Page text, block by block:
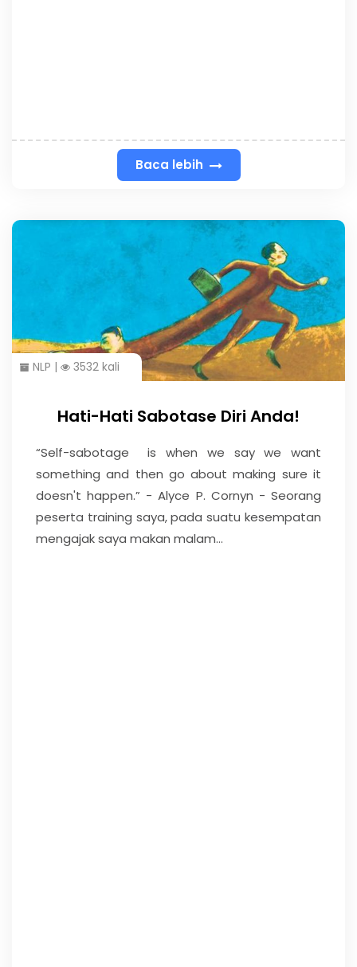
Baca lebih
NLP | 3532 kali
Hati-Hati Sabotase Diri Anda!
“Self-sabotage is when we say we want
something and then go about making sure it
doesn't happen.” - Alyce P. Cornyn - Seorang
peserta training saya, pada suatu kesempatan
mengajak saya makan malam...